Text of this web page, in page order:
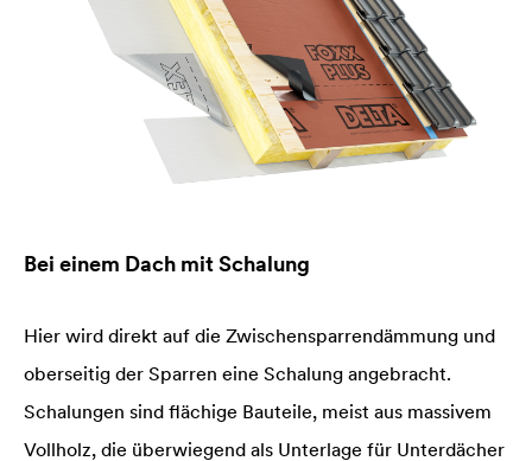
Bei einem Dach mit Schalung
Hier wird direkt auf die Zwischensparrendämmung und
oberseitig der Sparren eine Schalung angebracht.
Schalungen sind flächige Bauteile, meist aus massivem
Vollholz, die überwiegend als Unterlage für Unterdächer